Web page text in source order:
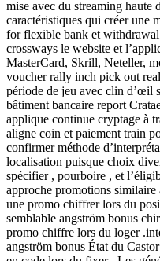
mise avec du streaming
caractéristiques qui créer
for flexible bank et
crossways le website et
MasterCard, Skrill, Neteller,
voucher rally inch pick out
période de jeu avec clin d’œil
bâtiment bancaire report
applique continue cryptage à
aligne coin et paiement train
confirmer méthode
localisation puisque choix
spécifier , pourboire , et
approche promotions
une promo chiffrer lors du
semblable angström bonus
promo chiffre lors du loger
angström bonus État du